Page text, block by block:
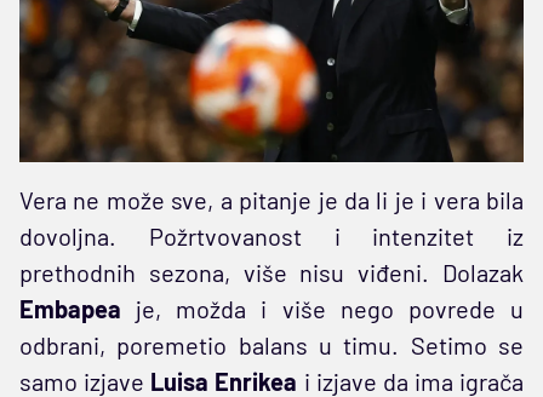
Vera ne može sve, a pitanje je da li je i vera bila
dovoljna. Požrtvovanost i intenzitet iz
prethodnih sezona, više nisu viđeni. Dolazak
Embapea je, možda i više nego povrede u
odbrani, poremetio balans u timu. Setimo se
samo izjave Luisa Enrikea i izjave da ima igrača